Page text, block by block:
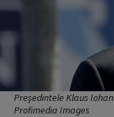
Președintele Klaus
Profimedia Images